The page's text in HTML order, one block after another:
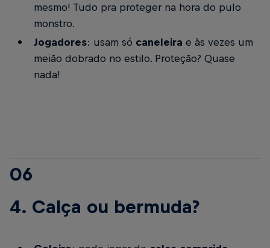
mesmo! Tudo pra proteger na hora do pulo
monstro.
Jogadores: usam só caneleira e às vezes um
meião dobrado no estilo. Proteção? Quase
nada!
06
4. Calça ou bermuda?